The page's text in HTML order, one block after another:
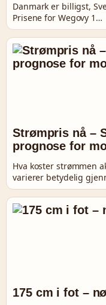
Danmark er billigst,
Prisene for Wegovy 1…
Strømpris nå –
prognose for
Hva koster strømmen
varierer betydelig
175 cm i fot –